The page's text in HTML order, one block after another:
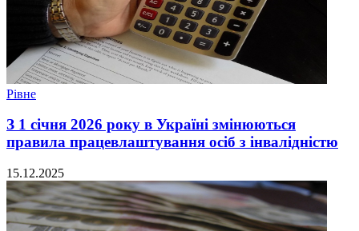
Рівне
З 1 січня 2026 року в Україні змінюються
правила працевлаштування осіб з інвалідністю
15.12.2025